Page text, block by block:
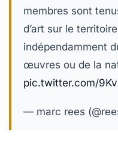
membres sont
d’art sur le
indépendamment
œuvres ou de la
pic.twitter.com/
— marc rees